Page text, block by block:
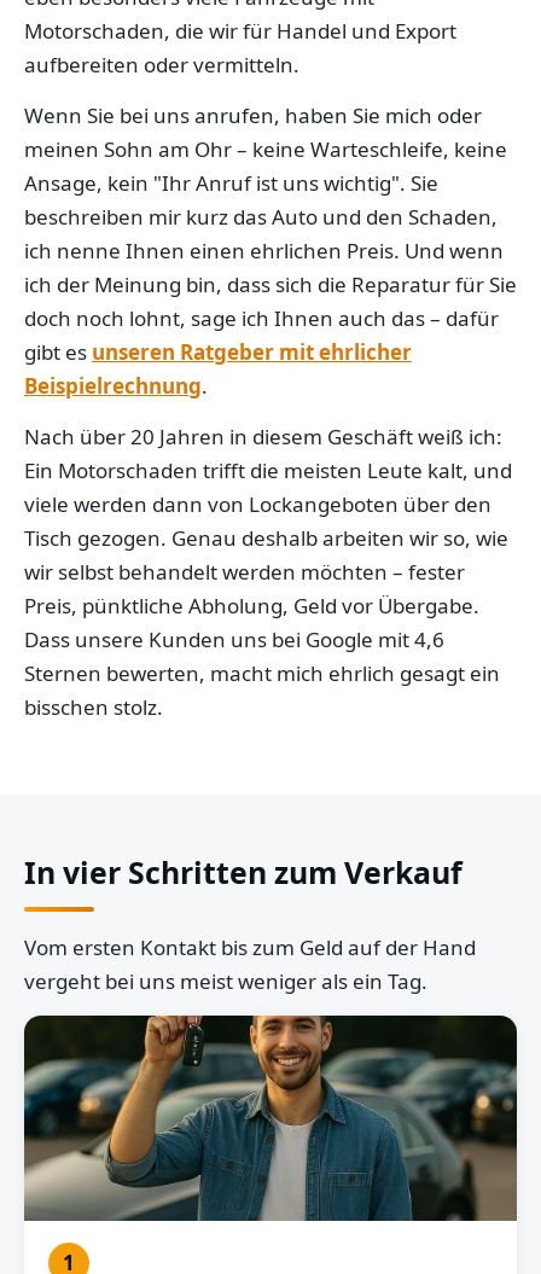
Motorschaden, die wir für Handel und Export
aufbereiten oder vermitteln.
Wenn Sie bei uns anrufen, haben Sie mich oder
meinen Sohn am Ohr – keine Warteschleife, keine
Ansage, kein "Ihr Anruf ist uns wichtig". Sie
beschreiben mir kurz das Auto und den Schaden,
ich nenne Ihnen einen ehrlichen Preis. Und wenn
ich der Meinung bin, dass sich die Reparatur für Sie
doch noch lohnt, sage ich Ihnen auch das – dafür
gibt es unseren Ratgeber mit ehrlicher
Beispielrechnung.
Nach über 20 Jahren in diesem Geschäft weiß ich:
Ein Motorschaden trifft die meisten Leute kalt, und
viele werden dann von Lockangeboten über den
Tisch gezogen. Genau deshalb arbeiten wir so, wie
wir selbst behandelt werden möchten – fester
Preis, pünktliche Abholung, Geld vor Übergabe.
Dass unsere Kunden uns bei Google mit 4,6
Sternen bewerten, macht mich ehrlich gesagt ein
bisschen stolz.
In vier Schritten zum Verkauf
Vom ersten Kontakt bis zum Geld auf der Hand
vergeht bei uns meist weniger als ein Tag.
1